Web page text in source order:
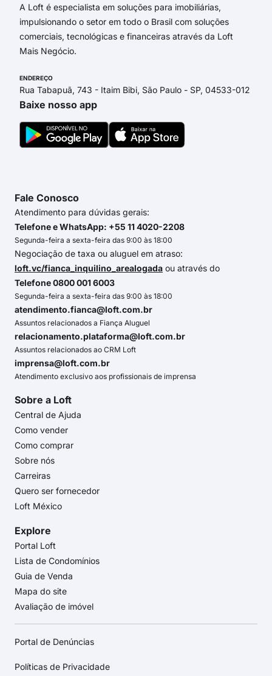
A Loft é especialista em soluções para imobiliárias,
impulsionando o setor em todo o Brasil com soluções
comerciais, tecnológicas e financeiras através da Loft
Mais Negócio.
ENDEREÇO
Rua Tabapuã, 743 - Itaim Bibi, São Paulo - SP, 04533-012
Baixe nosso app
Fale Conosco
Atendimento para dúvidas gerais:
Telefone e WhatsApp: +55 11 4020-2208
Segunda-feira a sexta-feira das 9:00 às 18:00
Negociação de taxa ou aluguel em atraso:
loft.vc/fianca_inquilino_arealogada ou através do
Telefone 0800 001 6003
Segunda-feira a sexta-feira das 9:00 às 18:00
atendimento.fianca@loft.com.br
Assuntos relacionados a Fiança Aluguel
relacionamento.plataforma@loft.com.br
Assuntos relacionados ao CRM Loft
imprensa@loft.com.br
Atendimento exclusivo aos profissionais de imprensa
Sobre a Loft
Central de Ajuda
Como vender
Como comprar
Sobre nós
Carreiras
Quero ser fornecedor
Loft México
Explore
Portal Loft
Lista de Condomínios
Guia de Venda
Mapa do site
Avaliação de imóvel
Portal de Denúncias
Políticas de Privacidade